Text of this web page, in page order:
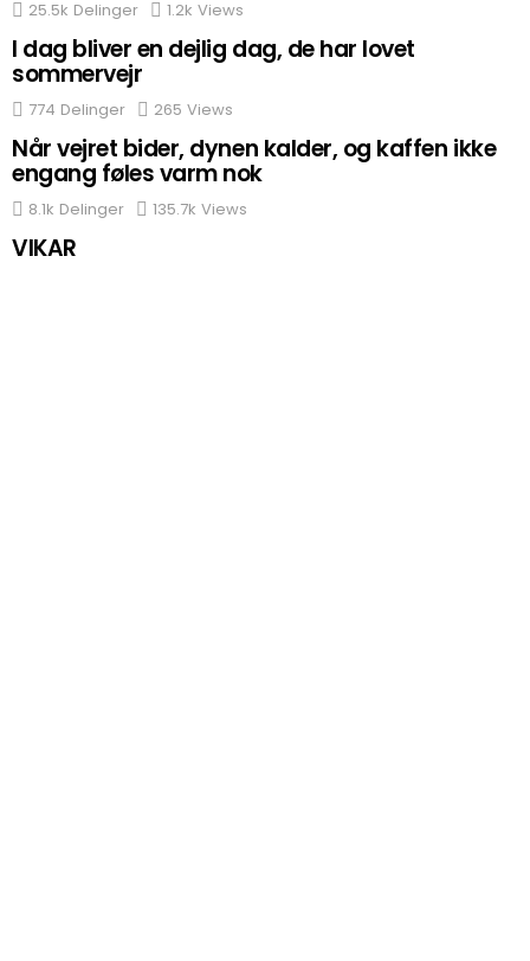
25.5k Delinger 1.2k Views
I dag bliver en dejlig dag, de har lovet
sommervejr
774 Delinger 265 Views
Når vejret bider, dynen kalder, og kaffen ikke
engang føles varm nok
8.1k Delinger 135.7k Views
VIKAR